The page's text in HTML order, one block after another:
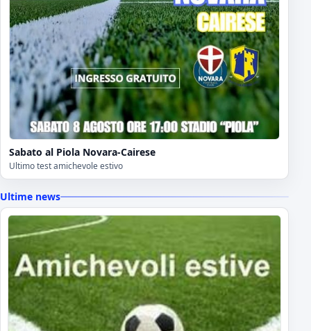
Sabato al Piola Novara-Cairese
Ultimo test amichevole estivo
Ultime news